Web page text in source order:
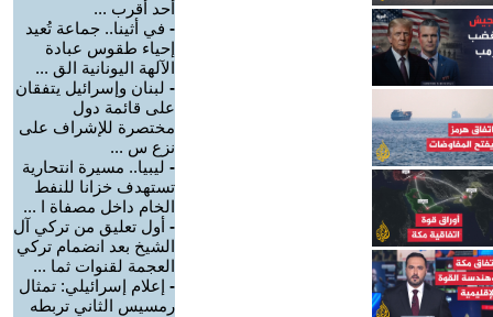
أحد أقرب ...
- في أثينا.. جماعة تُعيد
إحياء طقوس عبادة
الآلهة اليونانية الق ...
- لبنان وإسرائيل يتفقان
على قائمة دول
مختصرة للإشراف على
نزع س ...
- ليبيا.. مسيرة انتحارية
تستهدف خزانا للنفط
الخام داخل مصفاة ا ...
- أول تعليق من تركي آل
الشيخ بعد انضمام تركي
العجمة لقنوات ثما ...
- إعلام إسرائيلي: تمثال
رمسيس الثاني تربطه